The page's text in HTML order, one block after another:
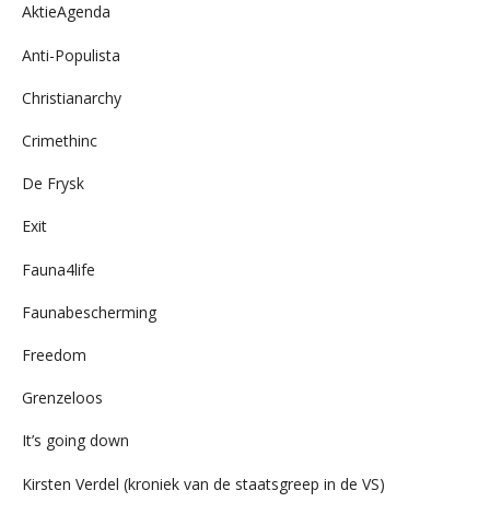
AktieAgenda
Anti-Populista
Christianarchy
Crimethinc
De Frysk
Exit
Fauna4life
Faunabescherming
Freedom
Grenzeloos
It’s going down
Kirsten Verdel (kroniek van de staatsgreep in de VS)